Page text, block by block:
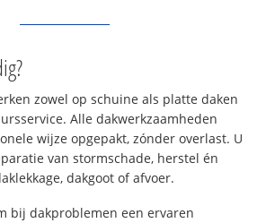
zowel op schuine als platte daken
Alle dakwerkzaamheden
wijze opgepakt, zónder overlast. U
van stormschade, herstel én
dakgoot of afvoer.
bij dakproblemen een ervaren